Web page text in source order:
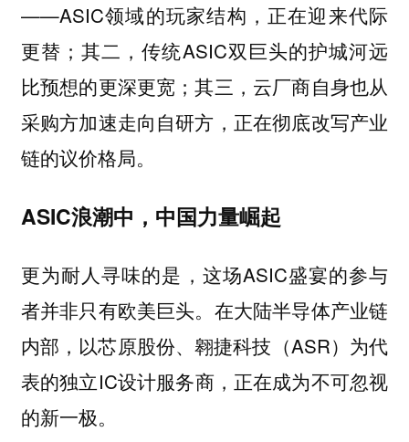
——ASIC领域的玩家结构，正在迎来代际
更替；其二，传统ASIC双巨头的护城河远
比预想的更深更宽；其三，云厂商自身也从
采购方加速走向自研方，正在彻底改写产业
链的议价格局。
ASIC浪潮中，中国力量崛起
更为耐人寻味的是，这场ASIC盛宴的参与
者并非只有欧美巨头。在大陆半导体产业链
内部，以芯原股份、翱捷科技（ASR）为代
表的独立IC设计服务商，正在成为不可忽视
的新一极。